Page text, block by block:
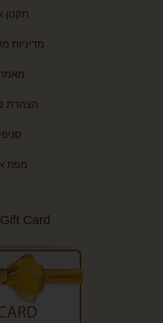
מדיניות
הצהרת
מפת
Gift Card- מתנה